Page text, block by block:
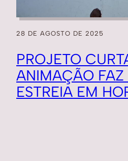
28 DE AGOSTO DE 2025
PROJETO
ANIMAÇÃO
ESTREIA EM